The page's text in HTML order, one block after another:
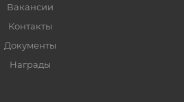
Вакансии
Контакты
Документы
Награды